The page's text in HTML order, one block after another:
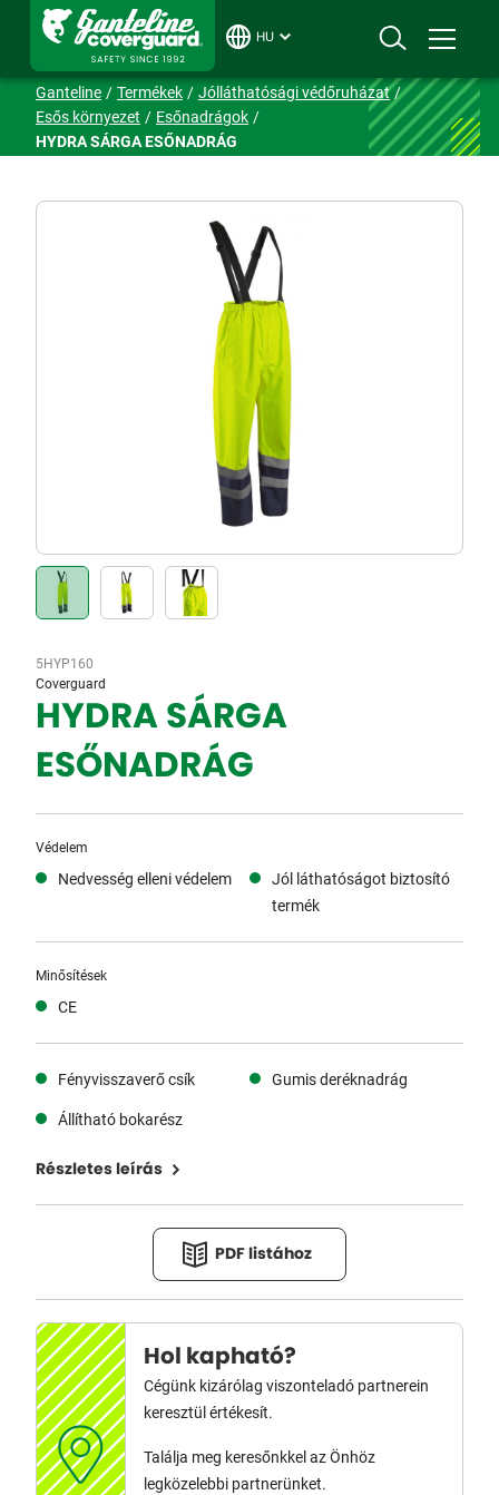
HU
Ganteline Termékek
Jólláthatósági védőruházat
Esős környezet
Esőnadrágok
HYDRA SÁRGA ESŐNADRÁG
5HYP160
Coverguard
HYDRA SÁRGA
ESŐNADRÁG
Védelem
Nedvesség elleni védelem
Jól láthatóságot biztosító
termék
Minősítések
CE
Fényvisszaverő csík
Gumis deréknadrág
Állítható bokarész
Részletes leírás
PDF listához
Hol kapható?
Cégünk kizárólag viszonteladó partnerein
keresztül értékesít.
Találja meg keresőnkkel az Önhöz
legközelebbi partnerünket.